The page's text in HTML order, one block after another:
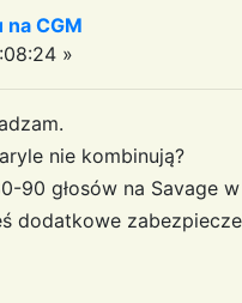
na CGM
»
nie kombinują?
90 głosów na Savage
dodatkowe